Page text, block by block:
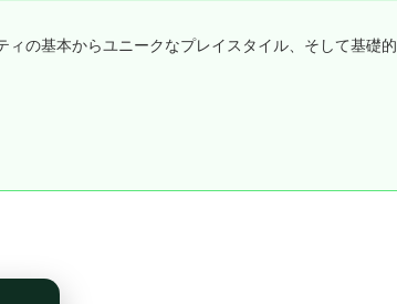
ィの基本からユニークなプレイスタイル、そして基礎的